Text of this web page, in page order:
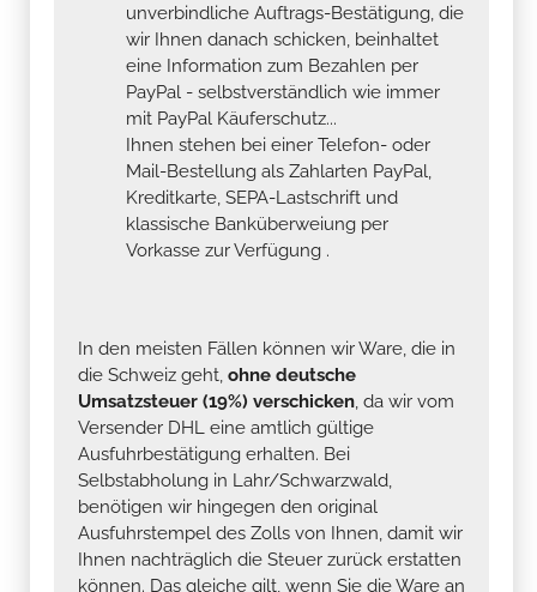
unverbindliche Auftrags-Bestätigung, die
wir Ihnen danach schicken, beinhaltet
eine Information zum Bezahlen per
PayPal - selbstverständlich wie immer
mit PayPal Käuferschutz...
Ihnen stehen bei einer Telefon- oder
Mail-Bestellung als Zahlarten PayPal,
Kreditkarte, SEPA-Lastschrift und
klassische Banküberweiung per
Vorkasse zur Verfügung .
In den meisten Fällen können wir Ware, die in
die Schweiz geht, ohne deutsche
Umsatzsteuer (19%) verschicken, da wir vom
Versender DHL eine amtlich gültige
Ausfuhrbestätigung erhalten. Bei
Selbstabholung in Lahr/Schwarzwald,
benötigen wir hingegen den original
Ausfuhrstempel des Zolls von Ihnen, damit wir
Ihnen nachträglich die Steuer zurück erstatten
können. Das gleiche gilt, wenn Sie die Ware an